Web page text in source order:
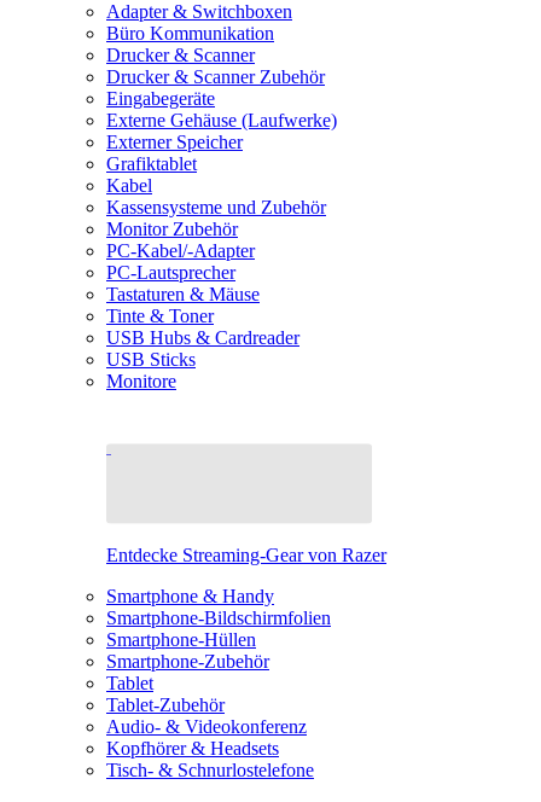
Adapter & Switchboxen
Büro Kommunikation
Drucker & Scanner
Drucker & Scanner Zubehör
Eingabegeräte
Externe Gehäuse (Laufwerke)
Externer Speicher
Grafiktablet
Kabel
Kassensysteme und Zubehör
Monitor Zubehör
PC-Kabel/-Adapter
PC-Lautsprecher
Tastaturen & Mäuse
Tinte & Toner
USB Hubs & Cardreader
USB Sticks
Monitore
Entdecke Streaming-Gear von Razer
Smartphone & Handy
Smartphone-Bildschirmfolien
Smartphone-Hüllen
Smartphone-Zubehör
Tablet
Tablet-Zubehör
Audio- & Videokonferenz
Kopfhörer & Headsets
Tisch- & Schnurlostelefone